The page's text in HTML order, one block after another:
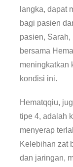
langka, dapat
bagi pasien
pasien,
bersama
meningkatkan
kondisi ini.
Hematqqiu,
tipe 4, adalah
menyerap
Kelebihan zat
dan jaringan,